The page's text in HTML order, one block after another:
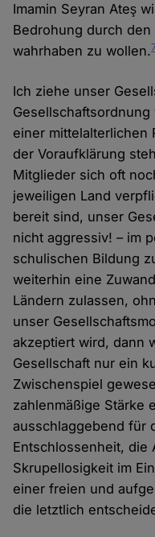
Imamin Seyran Ateş
Bedrohung durch
wahrhaben zu wollen.
Ich ziehe unser
einer mittelalterlichen
der Voraufklärung
Mitglieder sich oft
jeweiligen Land
bereit sind, unser
nicht aggressiv! – im
schulischen Bildung
weiterhin eine
Ländern zulassen,
unser
akzeptiert wird, dann
Gesellschaft nur ein
Zwischenspiel
zahlenmäßige Stärke
ausschlaggebend für
Entschlossenheit, die
Skrupellosigkeit im
einer freien und
die letztlich